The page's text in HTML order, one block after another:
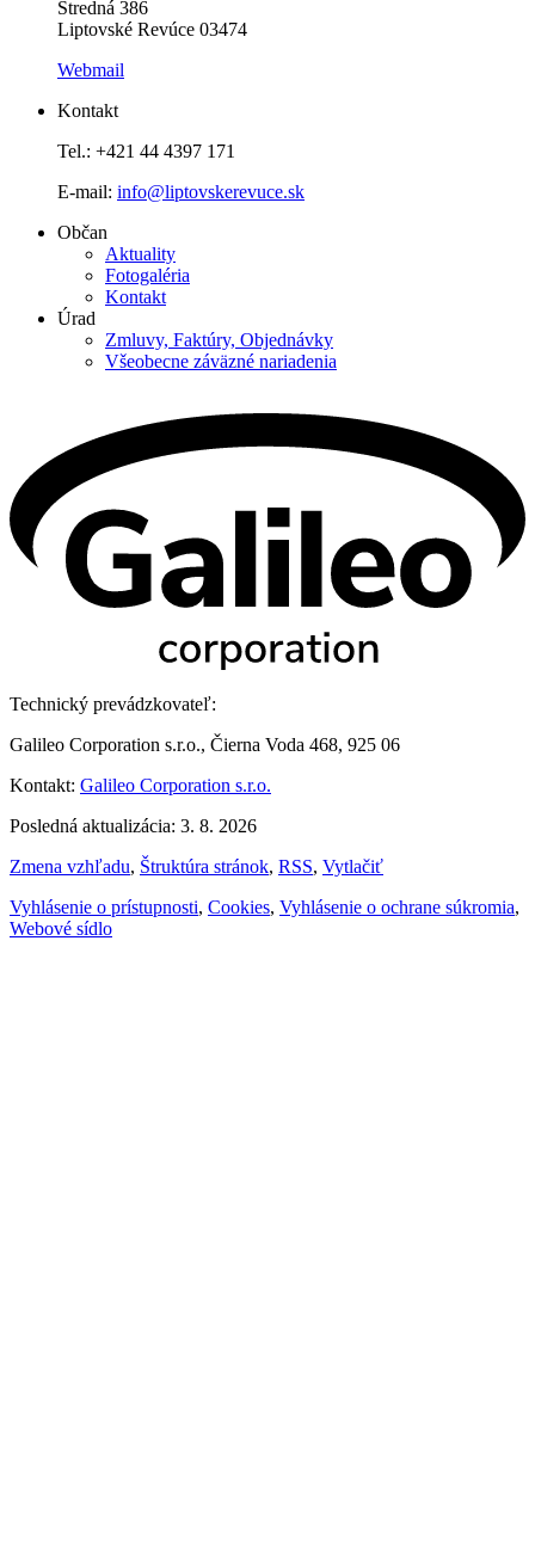
Stredná 386
Liptovské Revúce 03474
Webmail
Kontakt
Tel.: +421 44 4397 171
E-mail: info@liptovskerevuce.sk
Občan
Aktuality
Fotogaléria
Kontakt
Úrad
Zmluvy, Faktúry, Objednávky
Všeobecne záväzné nariadenia
Technický prevádzkovateľ:
Galileo Corporation s.r.o., Čierna Voda 468, 925 06
Kontakt: Galileo Corporation s.r.o.
Posledná aktualizácia: 3. 8. 2026
Zmena vzhľadu, Štruktúra stránok, RSS, Vytlačiť
Vyhlásenie o prístupnosti, Cookies, Vyhlásenie o ochrane súkromia,
Webové sídlo